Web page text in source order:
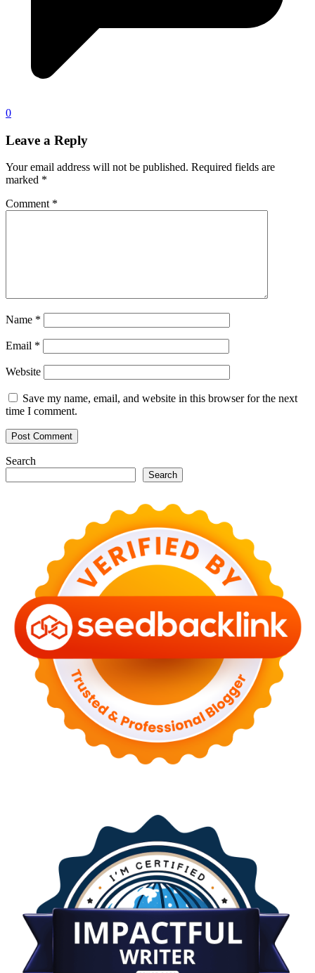
0
Leave a Reply
Your email address will not be published. Required fields are
marked *
Comment *
Name *
Email *
Website
Save my name, email, and website in this browser for the next
time I comment.
Search
Search